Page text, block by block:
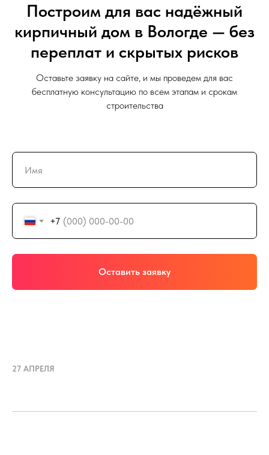
Построим для вас надёжный
кирпичный дом в Вологде — без
переплат и скрытых рисков
Оставьте заявку на сайте, и мы проведем для вас
бесплатную консультацию по всем этапам и срокам
строительства
+7
Оставить заявку
27 АПРЕЛЯ